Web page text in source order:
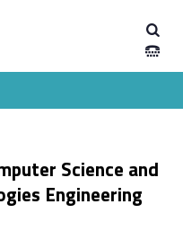
Science and
Engineering
secondario